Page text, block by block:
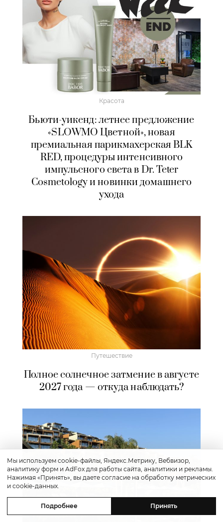
Красота
Бьюти-уикенд: летнее предложение
«SLOWMO Цветной», новая
премиальная парикмахерская BLK
RED, процедуры интенсивного
импульсного света в Dr. Teter
Cosmetology и новинки домашнего
ухода
Путешествие
Полное солнечное затмение в августе
2027 года — откуда наблюдать?
Мы используем cookie-файлы, Яндекс.Метрику, Вебвизор,
аналитику форм и AdFox для работы сайта, аналитики и рекламы.
Нажимая «Принять», вы даете согласие на обработку метрических
и cookie-данных.
Подробнее Принять